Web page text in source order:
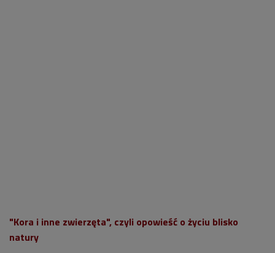
"Kora i inne zwierzęta", czyli opowieść o życiu blisko
natury